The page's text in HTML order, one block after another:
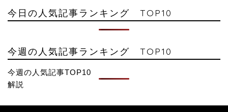
今日の人気記事ランキング TOP10
今週の人気記事ランキング TOP10
今週の人気記事TOP10
解説